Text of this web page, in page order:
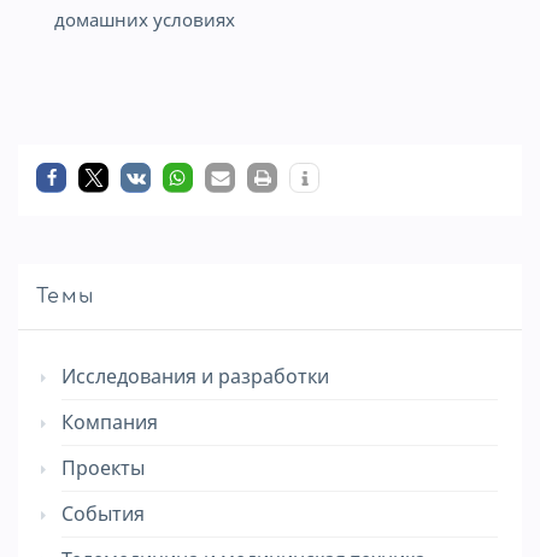
записям
домашних условиях
Темы
Исследования и разработки
Компания
Проекты
События